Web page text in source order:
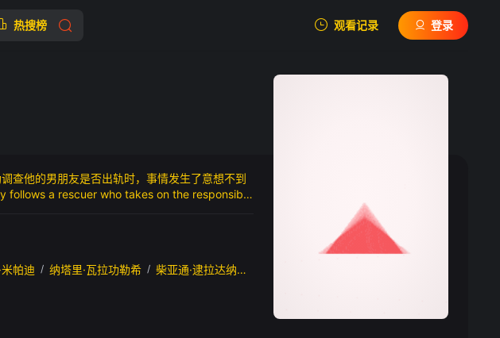
热搜榜 观看记录
暂无观看影片的记录
登录
查他的男朋友是否出轨时，事情发生了意想不到
follows a rescuer who takes on the responsibili
their journey ignites an unexpected romance
米帕迪 / 纳塔里·瓦拉功勒希 / 柴亚通·逮拉达纳布拉迪